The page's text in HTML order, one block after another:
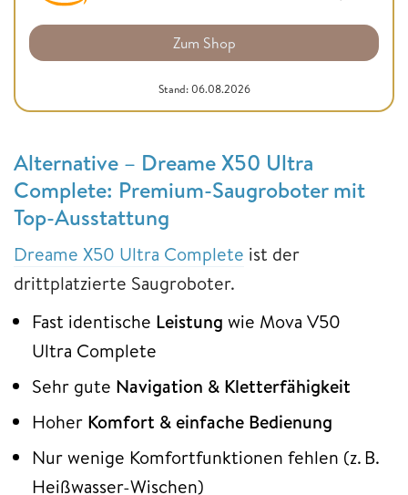
Zum Shop
Stand: 06.08.2026
Alternative – Dreame X50 Ultra
Complete: Premium-Saugroboter mit
Top-Ausstattung
Dreame X50 Ultra Complete ist der
drittplatzierte Saugroboter.
Fast identische Leistung wie Mova V50
Ultra Complete
Sehr gute Navigation & Kletterfähigkeit
Hoher Komfort &einfache Bedienung
Nur wenige Komfortfunktionen fehlen (z. B.
Heißwasser-Wischen)